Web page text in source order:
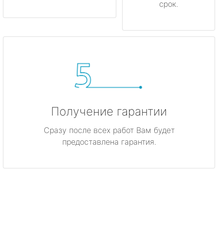
срок.
Получение гарантии
Сразу после всех работ Вам будет
предоставлена гарантия.